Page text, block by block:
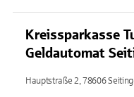
Kreissparkasse
Geldautomat
Hauptstraße 2, 78606